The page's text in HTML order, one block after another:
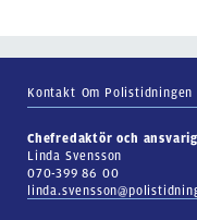
Kontakt Om Polistidningen
Chefredaktör och
Linda Svensson
070-399 86 00